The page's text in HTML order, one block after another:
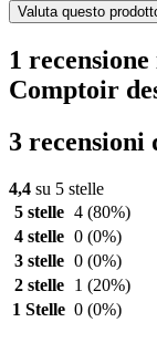
Valuta questo
1
Comptoir
3
4,4 su 5 stelle
5 stelle 4 (80%)
4 stelle 0 (0%)
3 stelle 0 (0%)
2 stelle
1 (20%)
1 Stelle 0 (0%)